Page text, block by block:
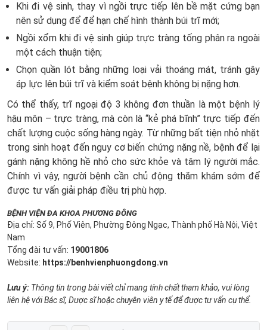
Khi đi vệ sinh, thay vì ngồi trực tiếp lên bề mặt cứng bạn
nên sử dụng để để hạn chế hình thành búi trĩ mới;
Ngồi xổm khi đi vệ sinh giúp trực tràng tống phân ra ngoài
một cách thuận tiện;
Chọn quần lót bằng những loại vải thoáng mát, tránh gây
áp lực lên búi trĩ và kiểm soát bệnh không bị nặng hơn.
Có thể thấy, trĩ ngoại độ 3 không đơn thuần là một bệnh lý
hậu môn – trực tràng, mà còn là “kẻ phá bĩnh” trực tiếp đến
chất lượng cuộc sống hàng ngày. Từ những bất tiện nhỏ nhặt
trong sinh hoạt đến nguy cơ biến chứng nặng nề, bệnh để lại
gánh nặng không hề nhỏ cho sức khỏe và tâm lý người mắc.
Chính vì vậy, người bệnh cần chủ động thăm khám sớm để
được tư vấn giải pháp điều trị phù hợp.
BỆNH VIỆN ĐA KHOA PHƯƠNG ĐÔNG
Địa chỉ: Số 9, Phố Viên, Phường Đông Ngạc, Thành phố Hà Nội, Việt
Nam
Tổng đài tư vấn: 19001806
Website: https://benhvienphuongdong.vn
Lưu ý: Thông tin trong bài viết chỉ mang tính chất tham khảo, vui lòng
liên hệ với Bác sĩ, Dược sĩ hoặc chuyên viên y tế để được tư vấn cụ thể.